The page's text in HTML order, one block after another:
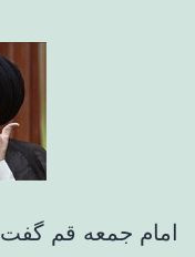
امام جمعه قم